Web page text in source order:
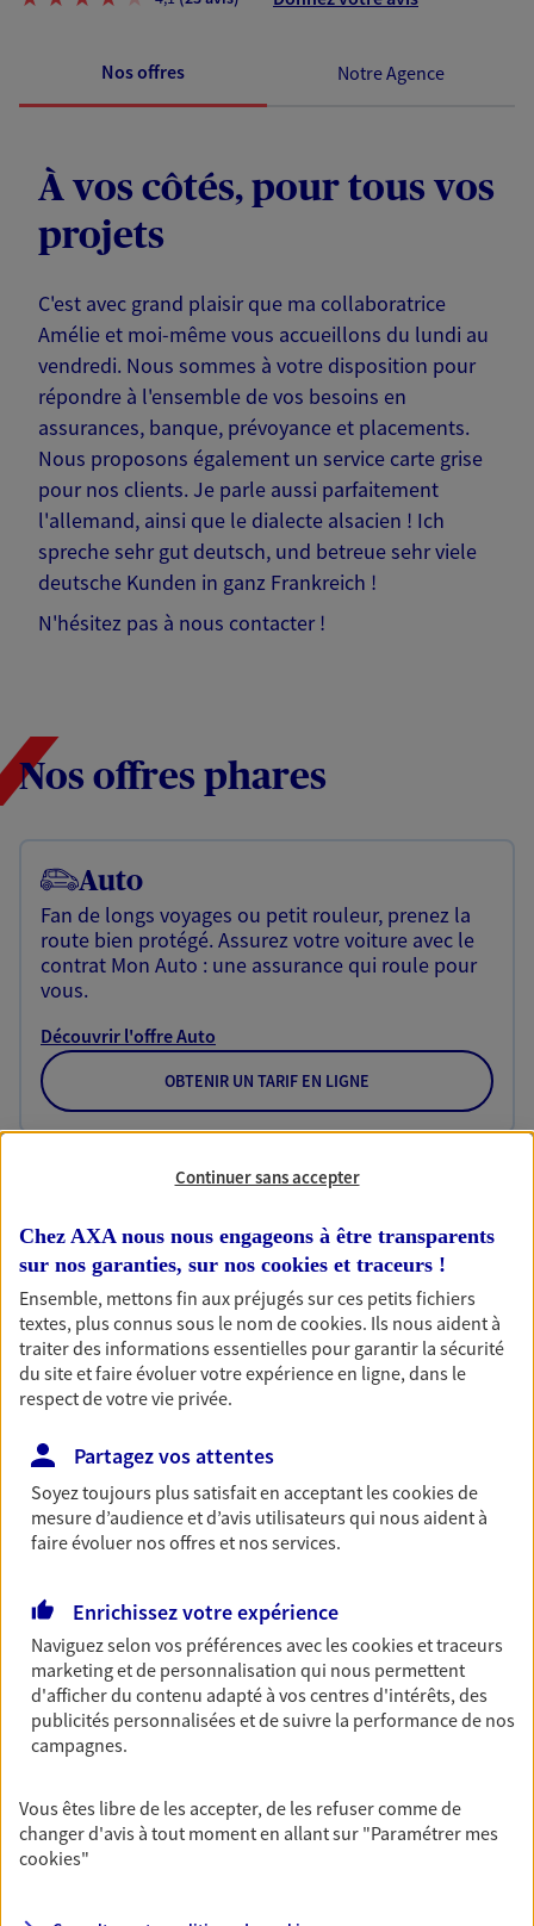
Nos offres Notre Agence
À vos côtés, pour tous vos
projets
C'est avec grand plaisir que ma collaboratrice
Amélie et moi-même vous accueillons du lundi au
vendredi. Nous sommes à votre disposition pour
répondre à l'ensemble de vos besoins en
assurances, banque, prévoyance et placements.
Nous proposons également un service carte grise
pour nos clients. Je parle aussi parfaitement
l'allemand, ainsi que le dialecte alsacien ! Ich
spreche sehr gut deutsch, und betreue sehr viele
deutsche Kunden in ganz Frankreich !
N'hésitez pas à nous contacter !
Nos offres phares
Auto
Fan de longs voyages ou petit rouleur, prenez la
route bien protégé. Assurez votre voiture avec le
contrat Mon Auto : une assurance qui roule pour
vous.
Découvrir l'offre Auto
OBTENIR UN TARIF EN LIGNE
Habitation
contrat Ma Maison assure votre sérénité en
protégeant ce qui vous tient à coeur.
Découvrir l'offre Habitation
OBTENIR UN TARIF EN LIGNE
Garantie Accidents de la Vie
Bricoleuse, féru de jardinage, pâtissier en herbe
ou grande lectrice… personne n'est à l'abri d'un
accident du quotidien. Avec Ma Protection
Accident, protégez votre qualité de vie et vos
Découvrir l'offre Garantie Accidents de la Vie
OBTENIR UN TARIF EN LIGNE
Multirisque Entreprise
Gagnez en simplicité et en sérénité avec votre
assurance multirisque entreprise. Un contrat
unique pour protéger vos locaux, matériels pro,
équipements et stocks… sans oublier votre
Continuer sans accepter
Chez AXA nous nous engageons à être transparents
sur nos garanties, sur nos cookies et traceurs !
Ensemble, mettons fin aux préjugés sur ces petits fichiers
textes, plus connus sous le nom decookies. Ils nous aident à
traiter des informations essentielles pour garantir la sécurité
du site et faire évoluer votre expérience en ligne, dans le
respect de votre vie privée.
Partagez vos attentes
Soyez toujours plus satisfait en acceptant lescookiesde
mesure d’audience et d’avis utilisateurs qui nous aident à
faire évoluer nos offres et nos services.
Enrichissez votre expérience
Naviguez selon vos préférences avec lescookies et traceurs
marketing et de personnalisation qui nous permettent
d'afficher du contenu adapté à vos centres d'intérêts, des
publicités personnalisées et de suivre la performance de nos
campagnes.
Vous êtes libre de les accepter, de les refuser comme de
changer d'avis à tout moment en allant sur "Paramétrer mes
cookies"